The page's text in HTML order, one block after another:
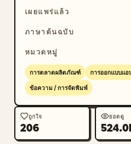
ดำขนาดเล็กที่มุมซ้ายบน
บรรทัดแรกสีดำ, บรรทัดที่สอ
ไปม่วง
(Sans-serif), สองบรรทัด
หัว","floating_icon":"แผ่
เงาที่นุ่มนวล, มีสัญลักษณ์โค้
บน","showcase_panel":"
ขนาดใหญ่พร้อมขอบบางและเ
นวล
เผยแพร่แล้ว
ภาษาต้นฉบับ
หมวดหมู่
การตลาดผลิตภัณฑ์ การออกแบบแอ
ข้อความ / การจัดพิมพ์
ถูกใจ
206
ยอดดู